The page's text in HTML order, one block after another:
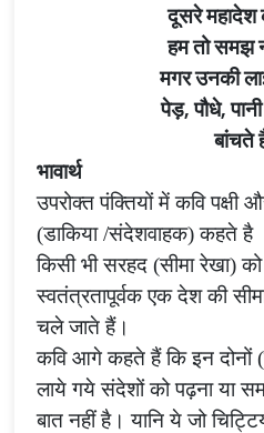
दूसरे महादेश
हम तो समझ
मगर उनकी
पेड़,पौधे,
बांचते
भावार्थ
उपरोक्त पंक्तियों में कवि पक्षी
(डाकिया /संदेशवाहक) कहते है
किसी भी सरहद (सीमा रेखा)
स्वतंत्रतापूर्वक एक देश की
चले जाते हैं।
कवि आगे कहते हैं कि इन दोनों
लाये गये संदेशों को पढ़ना या
बात नहीं है। यानि ये जो